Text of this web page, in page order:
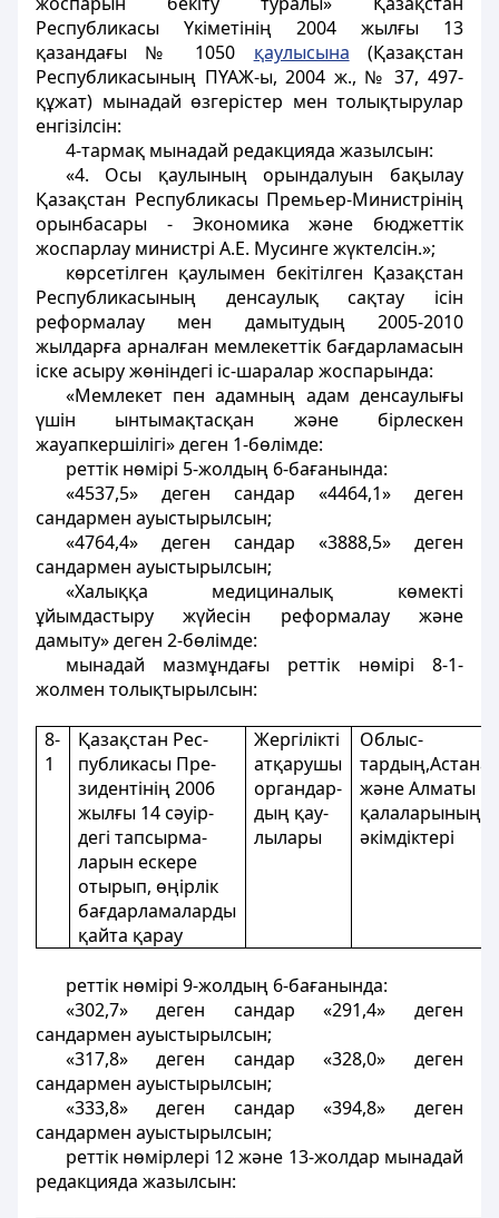
Республикасы Үкіметінің 2004 жылғы 13
қазандағы № 1050 қаулысына (Қазақстан
Республикасының ПҮАЖ-ы, 2004 ж., № 37, 497-
құжат) мынадай өзгерістер мен толықтырулар
енгізілсін:
4-тармақ мынадай редакцияда жазылсын:
«4. Осы қаулының орындалуын бақылау
Қазақстан Республикасы Премьер-Министрінің
орынбасары - Экономика және бюджеттік
жоспарлау министрі А.Е. Мусинге жүктелсін.»;
көрсетілген қаулымен бекітілген Қазақстан
Республикасының денсаулық сақтау ісін
реформалау мен дамытудың 2005-2010
жылдарға арналған мемлекеттік бағдарламасын
іске асыру жөніндегі іс-шаралар жоспарында:
«Мемлекет пен адамның адам денсаулығы
үшін ынтымақтасқан және бірлескен
жауапкершілігі» деген 1-бөлімде:
реттік нөмірі 5-жолдың 6-бағанында:
«4537,5» деген сандар «4464,1» деген
сандармен ауыстырылсын;
«4764,4» деген сандар «3888,5» деген
сандармен ауыстырылсын;
«Халыққа медициналық көмекті
ұйымдастыру жүйесін реформалау және
дамыту» деген 2-бөлімде:
мынадай мазмұндағы реттік нөмірі 8-1-
жолмен толықтырылсын:
8-
1
Қазақстан Рес-
публикасы Пре-
зидентінің 2006
жылғы 14 сәуір-
дегі тапсырма-
ларын ескере
отырып, өңірлік
бағдарламаларды
қайта қарау
Жергілікті
атқарушы
органдар-
дың қау-
лылары
Облыс-
тардың,Астана
және Алматы
қалаларының
әкімдіктері
реттік нөмірі 9-жолдың 6-бағанында:
«302,7» деген сандар «291,4» деген
сандармен ауыстырылсын;
«317,8» деген сандар «328,0» деген
сандармен ауыстырылсын;
«333,8» деген сандар «394,8» деген
сандармен ауыстырылсын;
реттік нөмірлері 12 және 13-жолдар мынадай
редакцияда жазылсын: